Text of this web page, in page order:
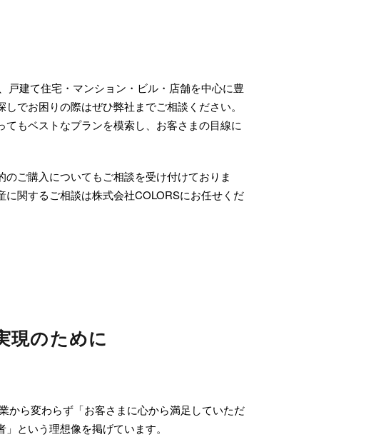
戸建て住宅・マンション・ビル・店舗を中心に豊
でお困りの際はぜひ弊社までご相談ください。
もベストなプランを模索し、お客さまの目線に
ご購入についてもご相談を受け付けておりま
関するご相談は株式会社COLORSにお任せくだ
現のために
から変わらず「お客さまに心から満足していただ
という理想像を掲げています。